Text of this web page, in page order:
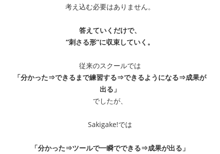
考え込む必要はありません。
答えていくだけで、
“刺さる形”に収束していく。
従来のスクールでは
「分かった⇒できるまで練習する⇒できるようになる⇒成果が
出る」
でしたが、
Sakigake!では
「分かった⇒ツールで一瞬でできる⇒成果が出る」